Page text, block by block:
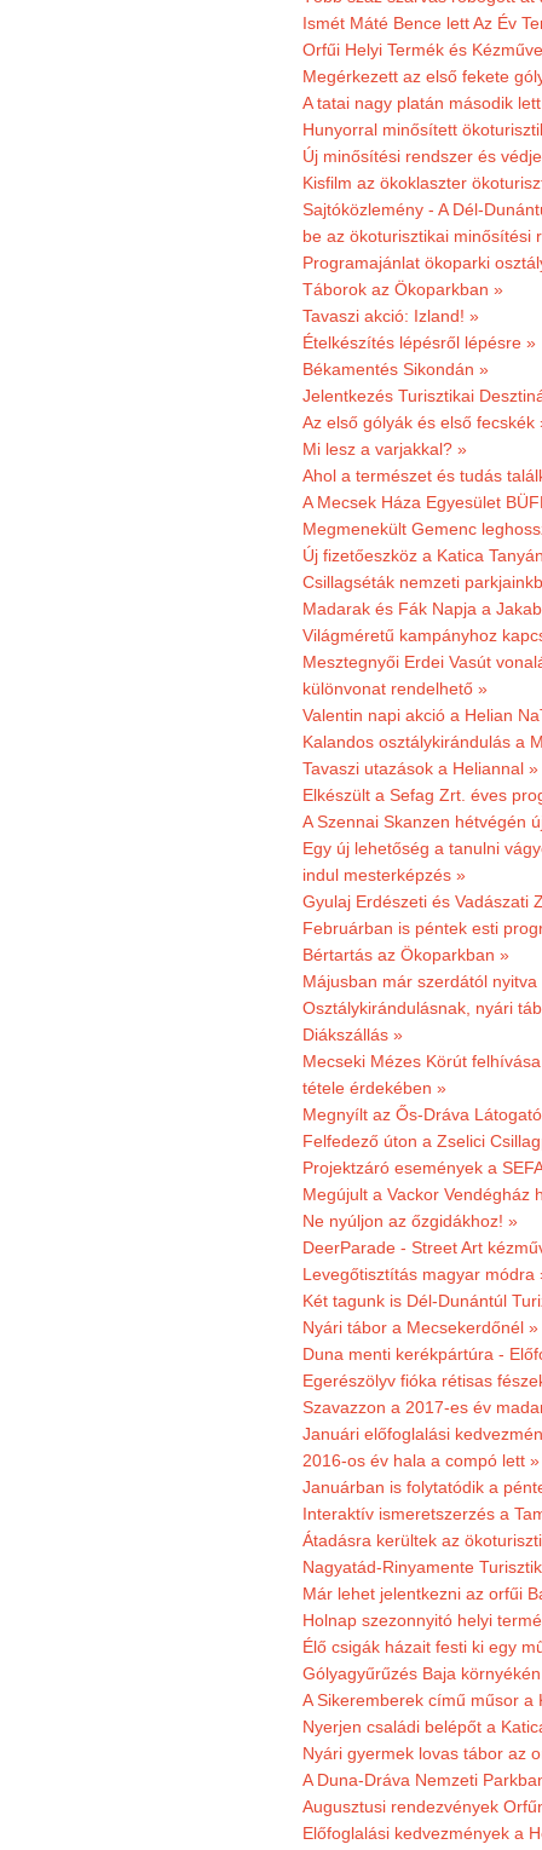
Ismét Máté Bence lett Az Év
Orfűi Helyi Termék és
Megérkezett az első fekete
A tatai nagy platán második
Hunyorral minősített
Új minősítési rendszer és
Kisfilm az ökoklaszter
Sajtóközlemény - A Dél-
be az ökoturisztikai minősítési
Programajánlat ökoparki
Táborok az Ökoparkban »
Tavaszi akció: Izland! »
Ételkészítés lépésről lépésre »
Békamentés Sikondán »
Jelentkezés Turisztikai
Az első gólyák és első fecskék
Mi lesz a varjakkal? »
Ahol a természet és tudás
A Mecsek Háza Egyesület
Megmenekült Gemenc
Új fizetőeszköz a Katica
Csillagséták nemzeti
Madarak és Fák Napja a
Világméretű kampányhoz
Mesztegnyői Erdei Vasút
különvonat rendelhető »
Valentin napi akció a Helian
Kalandos osztálykirándulás a
Tavaszi utazások a Heliannal »
Elkészült a Sefag Zrt. éves
A Szennai Skanzen hétvégén
Egy új lehetőség a tanulni
indul mesterképzés »
Gyulaj Erdészeti és Vadászati
Februárban is péntek esti
Bértartás az Ökoparkban »
Májusban már szerdától
Osztálykirándulásnak, nyári
Diákszállás »
Mecseki Mézes Körút
tétele érdekében »
Megnyílt az Ős-Dráva
Felfedező úton a Zselici
Projektzáró események a
Megújult a Vackor Vendégház
Ne nyúljon az őzgidákhoz! »
DeerParade - Street Art
Levegőtisztítás magyar módra
Két tagunk is Dél-Dunántúl
Nyári tábor a Mecsekerdőnél »
Duna menti kerékpártúra -
Egerészölyv fióka rétisas
Szavazzon a 2017-es év
Januári előfoglalási
2016-os év hala a compó lett »
Januárban is folytatódik a
Interaktív ismeretszerzés a
Átadásra kerültek az
Nagyatád-Rinyamente
Már lehet jelentkezni az orfűi
Holnap szezonnyitó helyi
Élő csigák házait festi ki egy
Gólyagyűrűzés Baja
A Sikeremberek című műsor a
Nyerjen családi belépőt a
Nyári gyermek lovas tábor az
A Duna-Dráva Nemzeti
Augusztusi rendezvények
Előfoglalási kedvezmények a